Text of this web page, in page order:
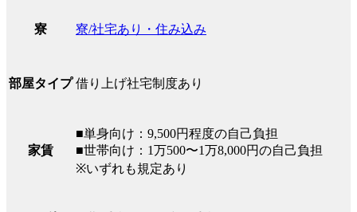
寮 寮/社宅あり・住み込み
部屋タイプ 借り上げ社宅制度あり
家賃
■単身向け：9,500円程度の自己負担
■世帯向け：1万500〜1万8,000円の自己負担
※いずれも規定あり